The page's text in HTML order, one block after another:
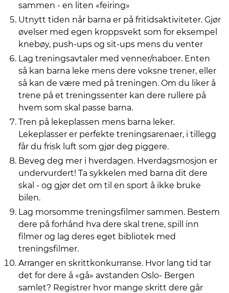
sammen - en liten «feiring»
Utnytt tiden når barna er på fritidsaktiviteter. Gjør
øvelser med egen kroppsvekt som for eksempel
knebøy, push-ups og sit-ups mens du venter
Lag treningsavtaler med venner/naboer. Enten
så kan barna leke mens dere voksne trener, eller
så kan de være med på treningen. Om du liker å
trene på et treningssenter kan dere rullere på
hvem som skal passe barna.
Tren på lekeplassen mens barna leker.
Lekeplasser er perfekte treningsarenaer, i tillegg
får du frisk luft som gjør deg piggere.
Beveg deg mer i hverdagen. Hverdagsmosjon er
undervurdert! Ta sykkelen med barna dit dere
skal - og gjør det om til en sport å ikke bruke
bilen.
Lag morsomme treningsfilmer sammen. Bestem
dere på forhånd hva dere skal trene, spill inn
filmer og lag deres eget bibliotek med
treningsfilmer.
Arranger en skrittkonkurranse. Hvor lang tid tar
det for dere å «gå» avstanden Oslo- Bergen
samlet? Registrer hvor mange skritt dere går